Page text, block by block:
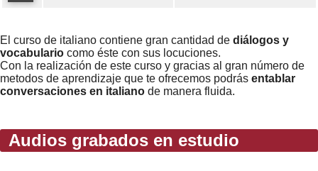
El curso de italiano contiene gran cantidad de diálogos y
vocabulario como éste con sus locuciones.
Con la realización de este curso y gracias al gran número de
metodos de aprendizaje que te ofrecemos podrás entablar
conversaciones en italiano de manera fluida.
Audios grabados en estudio